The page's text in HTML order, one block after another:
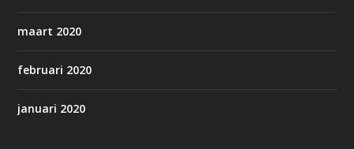
maart 2020
februari 2020
januari 2020